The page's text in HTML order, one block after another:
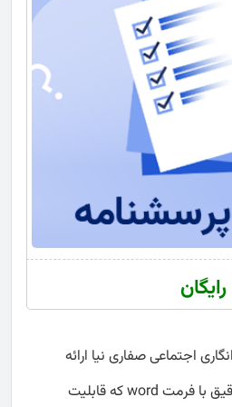
رایگان
اجتماعی صفاری نیا ارائه
شده به صورت کامل و دقیق با فرمت word که قابلیت